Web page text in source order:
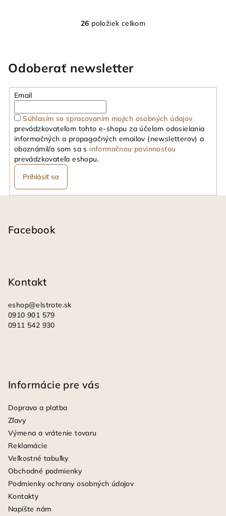
O
á
d
a
e
p
r
26 položiek celkom
Odoberať newsletter
Email
Súhlasím so spracovaním mojich osobných údajov
prevádzkovateľom tohto e-shopu za účelom odosielania
informačných a propagačných emailov (newsletterov) a
oboznámil/a som sa s informačnou povinnosťou
prevádzkovateľa eshopu.
Prihlásiť sa
Facebook
Kontakt
eshop@elstrote.sk
0910 901 579
0911 542 930
Informácie pre vás
Doprava a platba
Zľavy
Výmena a vrátenie tovaru
Reklamácie
Veľkostné tabuľky
Obchodné podmienky
Podmienky ochrany osobných údajov
Kontakty
Napíšte nám